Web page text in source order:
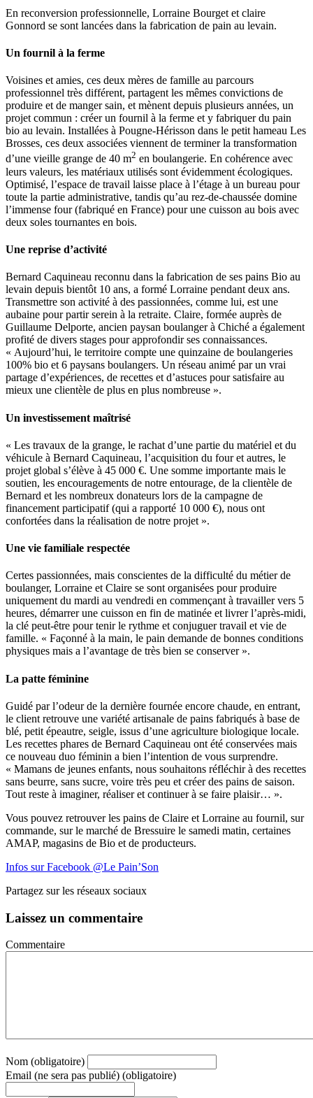
En reconversion professionnelle, Lorraine Bourget et claire
Gonnord se sont lancées dans la fabrication de pain au levain.
Un fournil à la ferme
Voisines et amies, ces deux mères de famille au parcours
professionnel très différent, partagent les mêmes convictions de
produire et de manger sain, et mènent depuis plusieurs années, un
projet commun : créer un fournil à la ferme et y fabriquer du pain
bio au levain. Installées à Pougne-Hérisson dans le petit hameau Les
Brosses, ces deux associées viennent de terminer la transformation
d’une vieille grange de 40 m2 en boulangerie. En cohérence avec
leurs valeurs, les matériaux utilisés sont évidemment écologiques.
Optimisé, l’espace de travail laisse place à l’étage à un bureau pour
toute la partie administrative, tandis qu’au rez-de-chaussée domine
l’immense four (fabriqué en France) pour une cuisson au bois avec
deux soles tournantes en bois.
Une reprise d’activité
Bernard Caquineau reconnu dans la fabrication de ses pains Bio au
levain depuis bientôt 10 ans, a formé Lorraine pendant deux ans.
Transmettre son activité à des passionnées, comme lui, est une
aubaine pour partir serein à la retraite. Claire, formée auprès de
Guillaume Delporte, ancien paysan boulanger à Chiché a également
profité de divers stages pour approfondir ses connaissances.
« Aujourd’hui, le territoire compte une quinzaine de boulangeries
100% bio et 6 paysans boulangers. Un réseau animé par un vrai
partage d’expériences, de recettes et d’astuces pour satisfaire au
mieux une clientèle de plus en plus nombreuse ».
Un investissement maîtrisé
« Les travaux de la grange, le rachat d’une partie du matériel et du
véhicule à Bernard Caquineau, l’acquisition du four et autres, le
projet global s’élève à 45 000 €. Une somme importante mais le
soutien, les encouragements de notre entourage, de la clientèle de
Bernard et les nombreux donateurs lors de la campagne de
financement participatif (qui a rapporté 10 000 €), nous ont
confortées dans la réalisation de notre projet ».
Une vie familiale respectée
Certes passionnées, mais conscientes de la difficulté du métier de
boulanger, Lorraine et Claire se sont organisées pour produire
uniquement du mardi au vendredi en commençant à travailler vers 5
heures, démarrer une cuisson en fin de matinée et livrer l’après-midi,
la clé peut-être pour tenir le rythme et conjuguer travail et vie de
famille. « Façonné à la main, le pain demande de bonnes conditions
physiques mais a l’avantage de très bien se conserver ».
La patte féminine
Guidé par l’odeur de la dernière fournée encore chaude, en entrant,
le client retrouve une variété artisanale de pains fabriqués à base de
blé, petit épeautre, seigle, issus d’une agriculture biologique locale.
Les recettes phares de Bernard Caquineau ont été conservées mais
ce nouveau duo féminin a bien l’intention de vous surprendre.
« Mamans de jeunes enfants, nous souhaitons réfléchir à des recettes
sans beurre, sans sucre, voire très peu et créer des pains de saison.
Tout reste à imaginer, réaliser et continuer à se faire plaisir… ».
Vous pouvez retrouver les pains de Claire et Lorraine au fournil, sur
commande, sur le marché de Bressuire le samedi matin, certaines
AMAP, magasins de Bio et de producteurs.
Infos sur Facebook @Le Pain’Son
Partagez sur les réseaux sociaux
Laissez un commentaire
Commentaire
Nom (obligatoire)
Email (ne sera pas publié) (obligatoire)